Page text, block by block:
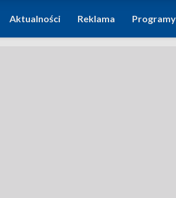
Aktualności Reklama Programy